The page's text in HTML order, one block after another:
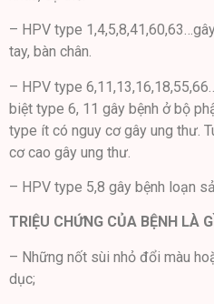
– HPV type
tay, bàn chân.
– HPV type
biệt type 6, 11 gây bệnh ở bộ
type ít có nguy cơ gây ung thư.
cơ cao gây ung thư.
– HPV type 5,8 gây bệnh loạn
TRIỆU CHỨNG CỦA BỆNH LÀ
– Những nốt sùi nhỏ đổi màu
dục;